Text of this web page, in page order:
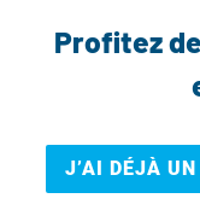
Profitez
J’AI DÉJÀ